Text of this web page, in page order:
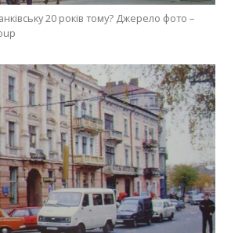
20 років тому? Джерело фото –